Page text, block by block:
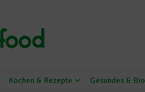
Kochen & Rezepte Gesundes & Bio